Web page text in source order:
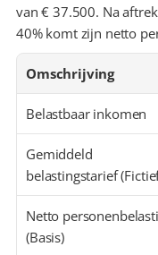
van € 37.500. Na
40% komt zijn netto
Omschrijving
Belastbaar inkomen
Gemiddeld
belastingstarief
Netto
(Basis)